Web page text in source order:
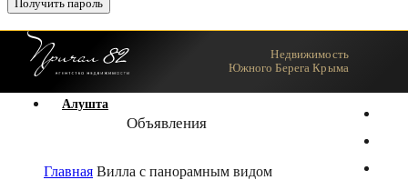
Ялта
Алушта
Недвижимость
Южного Берега Крыма
Объявления
Главная Вилла с панорамным видом